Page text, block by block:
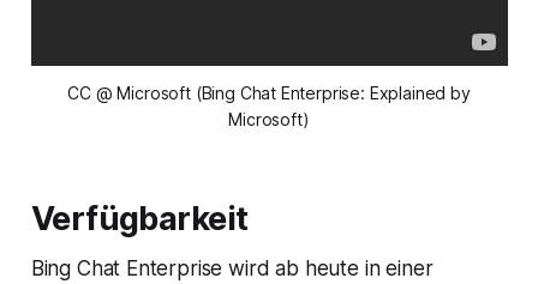
CC @ Microsoft (Bing Chat Enterprise: Explained by
Microsoft)
Verfügbarkeit
Bing Chat Enterprise wird ab heute in einer